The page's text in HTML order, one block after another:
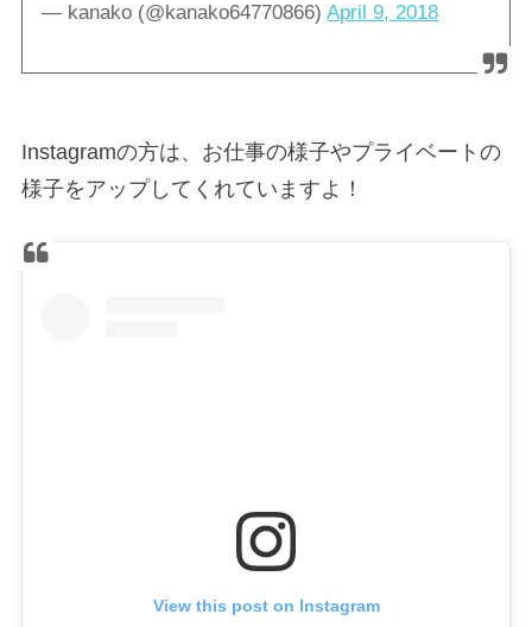
— kanako (@kanako64770866)April 9, 2018
Instagramの方は、お仕事の様子やプライベートの
様子をアップしてくれていますよ！
View this post on Instagram